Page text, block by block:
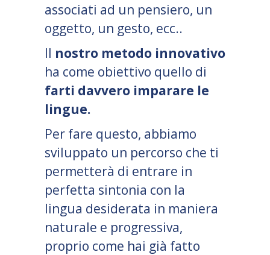
associati ad un pensiero, un
oggetto, un gesto, ecc..
Il nostro metodo innovativo
ha come obiettivo quello di
farti davvero imparare le
lingue.
Per fare questo, abbiamo
sviluppato un percorso che ti
permetterà di entrare in
perfetta sintonia con la
lingua desiderata in maniera
naturale e progressiva,
proprio come hai già fatto